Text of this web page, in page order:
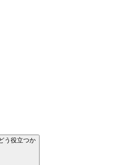
う役立つか